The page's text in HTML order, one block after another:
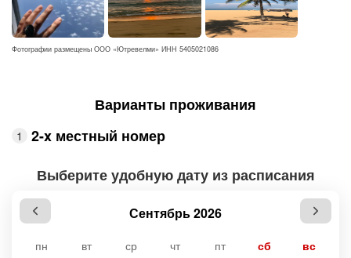
Фотографии размещены ООО «Ютревелми» ИНН 5405021086
Варианты проживания
2-x местный номер
Выберите удобную дату из расписания
Сентябрь 2026
пн вт ср чт пт сб вс